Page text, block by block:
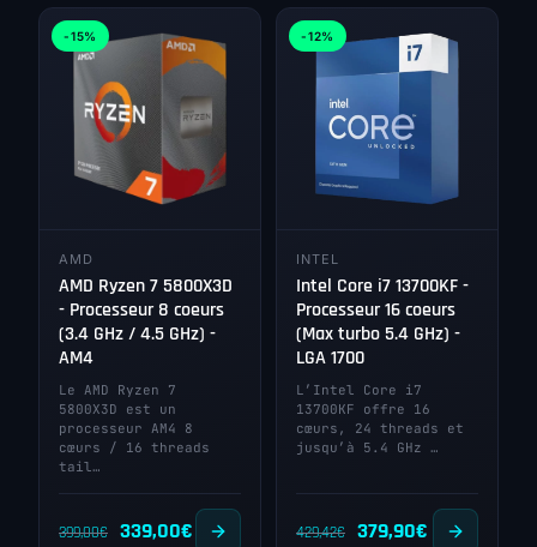
initial
était :
185,38€.
actuel
est :
174,90€.
-15%
AMD
AMD Ryzen 7 5800X3D
- Processeur 8 coeurs
(3.4 GHz / 4.5 GHz) -
AM4
Le AMD Ryzen 7
5800X3D est un
processeur AM4 8
cœurs / 16 threads
tail…
399,00€
Le
339,00€ Le
-12%
INTEL
Intel Core i7 13700KF -
Processeur 16 coeurs
(Max turbo 5.4 GHz) -
LGA 1700
L’Intel Core i7
13700KF offre 16
cœurs, 24 threads et
jusqu’à 5.4 GHz …
429,42€
Le
379,90€